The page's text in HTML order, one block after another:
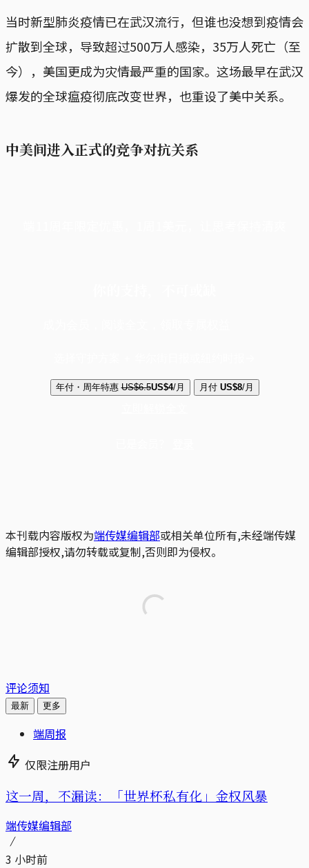
当时新型肺炎疫情已在武汉流行，但谁也没想到疫情会
扩散到全球，导致超过500万人感染，35万人死亡（至
今），美国更成为灾情最严重的国家。这场最早在武汉
爆发的全球瘟疫彻底改变世界，也重设了美中关系。
中美间进入正式的竞争对抗关系
年付・周年特惠 US$6.5US$4/月 月付 US$8/月
本刊载内容版权为端传媒编辑部或相关单位所有,未经端传媒
编辑部授权,请勿转载或复制,否则即为侵权。
评论须知
最新 更多
端周报
仅限注册用户
这一周，不漏读：「世界杯私有化」金权风暴
端传媒编辑部
3 小时前